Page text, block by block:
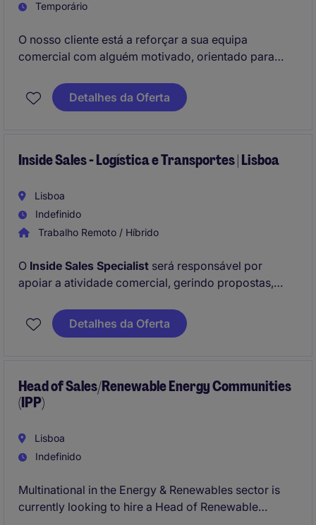
Temporário
O nosso cliente está a reforçar a sua equipa
comercial com alguém motivado, orientado para
consultivas B2B
. Procuramos uma pessoa capaz de
conduzir conversas de valor com clientes
Detalhes da Oferta
Inside Sales - Logística e Transportes | Lisboa
Lisboa
Indefinido
Trabalho Remoto / Híbrido
O Inside Sales Specialist será responsável por
apoiar a atividade comercial, gerindo propostas,
oportunidades de negócio. Procuramos um
profissional organizado, orientado para o cliente e
Detalhes da Oferta
Head of Sales/Renewable Energy Communities
(IPP)
Lisboa
Indefinido
Multinational in the Energy & Renewables sector is
currently looking to hire a Head of Renewable